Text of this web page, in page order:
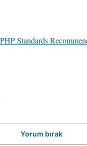
Standards
Yorum bırak